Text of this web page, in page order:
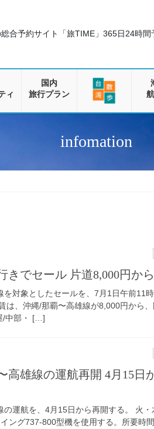
総合予約サイト「旅TIME」 365日24時間
ィ
国内
旅行プラン
infomation
きでセール 片道8,000円から
対象としたセールを、7月1日午前11
は、沖縄/那覇〜高雄線が8,000円から
/中部・ […]
高雄線の運航再開 4月15日
運航を、4月15日から再開する。 火・
ング737-800型機を使用する。所要時